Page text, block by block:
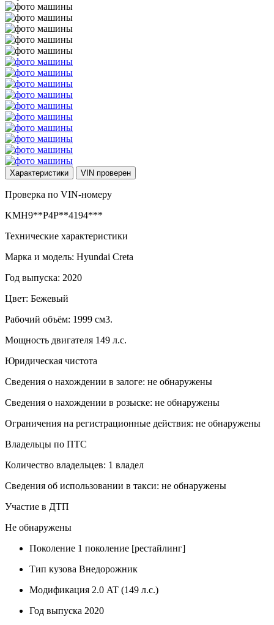
Характеристики VIN проверен
Проверка по VIN-номеру
KMH9**P4P**4194***
Технические характеристики
Марка и модель: Hyundai Creta
Год выпуска: 2020
Цвет: Бежевый
Рабочий объём: 1999 см3.
Мощность двигателя 149 л.с.
Юридическая чистота
Сведения о нахождении в залоге: не обнаружены
Сведения о нахождении в розыске: не обнаружены
Ограничения на регистрационные действия: не обнаружены
Владельцы по ПТС
Количество владельцев: 1 владел
Сведения об использовании в такси: не обнаружены
Участие в ДТП
Не обнаружены
Поколение 1 поколение [рестайлинг]
Тип кузова Внедорожник
Модификация 2.0 AT (149 л.с.)
Год выпуска 2020